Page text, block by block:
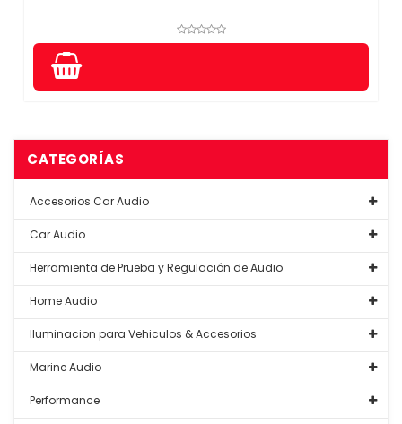
CATEGORÍAS
Accesorios Car Audio
Car Audio
Herramienta de Prueba y Regulación de Audio
Home Audio
Iluminacion para Vehiculos & Accesorios
Marine Audio
Performance